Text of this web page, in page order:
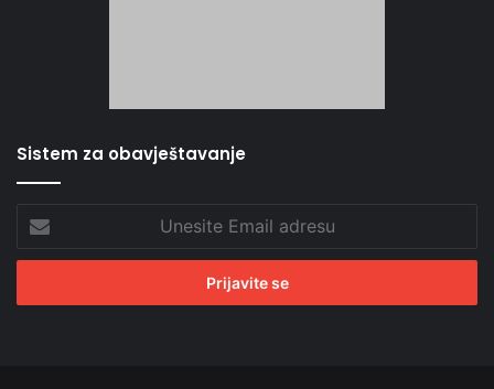
Sistem za obavještavanje
Email
adresu